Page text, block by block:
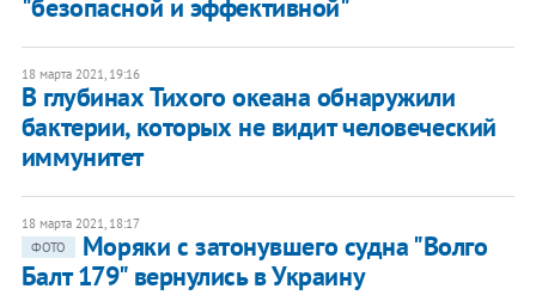
"безопасной и эффективной"
18 марта 2021, 19:16
В глубинах Тихого океана обнаружили
бактерии, которых не видит человеческий
иммунитет
18 марта 2021, 18:17
ФОТО
Моряки с затонувшего судна "Волго
Балт 179" вернулись в Украину